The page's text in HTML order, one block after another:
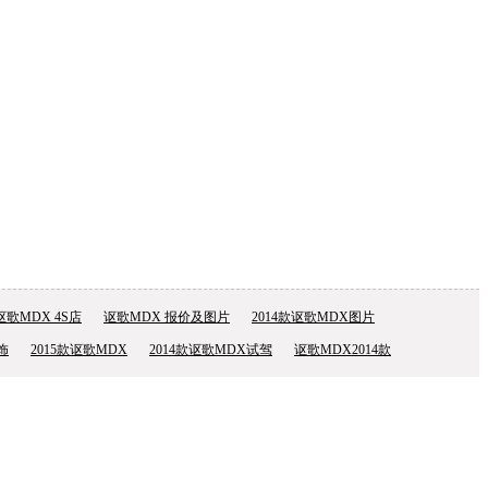
歌MDX 4S店 讴歌MDX 报价及图片 2014款讴歌MDX图片
2015款讴歌MDX 2014款讴歌MDX试驾 讴歌MDX2014款